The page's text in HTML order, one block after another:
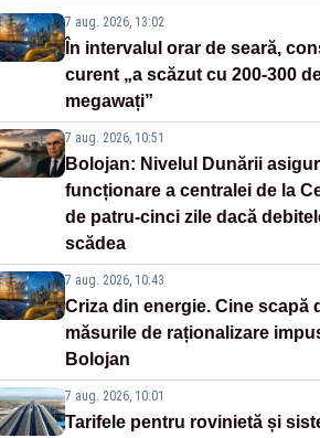
7 aug. 2026, 13:02
În intervalul orar de seară,
curent „a scăzut cu 200-300
megawați”
7 aug. 2026, 10:51
Bolojan: Nivelul Dunării
funcționare a centralei de la
de patru-cinci zile dacă
scădea
7 aug. 2026, 10:43
Criza din energie. Cine scapă
măsurile de raționalizare
Bolojan
7 aug. 2026, 10:01
Tarifele pentru rovinietă și